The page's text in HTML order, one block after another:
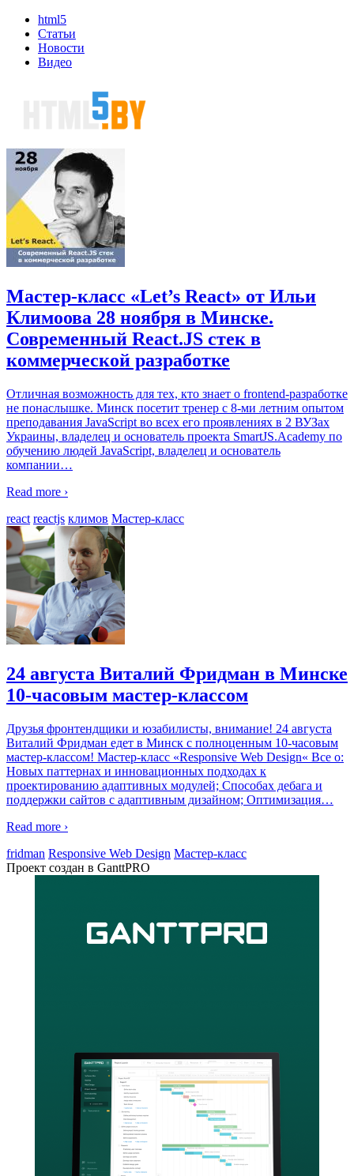
html5
Статьи
Новости
Видео
Мастер-класс «Let’s React» от Ильи
Климоова 28 ноября в Минске.
Современный React.JS стек в
коммерческой разработке
Отличная возможность для тех, кто знает о frontend-разработке
не понаслышке. Минск посетит тренер с 8-ми летним опытом
преподавания JavaScript во всех его проявлениях в 2 ВУЗах
Украины, владелец и основатель проекта SmartJS.Academy по
обучению людей JavaScript, владелец и основатель
компании…
Read more ›
react reactjs климов Мастер-класс
24 августа Виталий Фридман в Минске
10-часовым мастер-классом
Друзья фронтендщики и юзабилисты, внимание! 24 августа
Виталий Фридман едет в Минск с полноценным 10-часовым
мастер-классом! Мастер-класс «Responsive Web Design« Все о:
Новых паттернах и инновационных подходах к
проектированию адаптивных модулей; Способах дебага и
поддержки сайтов с адаптивным дизайном; Оптимизация…
Read more ›
fridman Responsive Web Design Мастер-класс
Проект создан в GanttPRO